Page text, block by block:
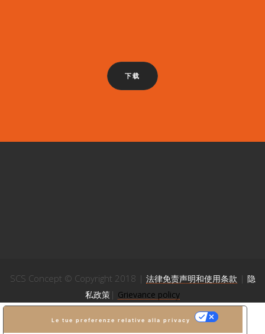
下载
SCS Concept © Copyright 2018 | 法律免责声明和使用条款 | 隐
私政策 | Grievance policy
Le tue preferenze relative alla privacy